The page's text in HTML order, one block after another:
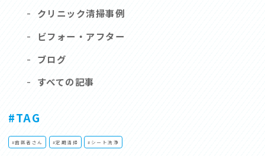
- クリニック清掃事例
- ビフォー・アフター
- ブログ
- すべての記事
#TAG
#歯医者さん #定期清掃 #シート洗浄